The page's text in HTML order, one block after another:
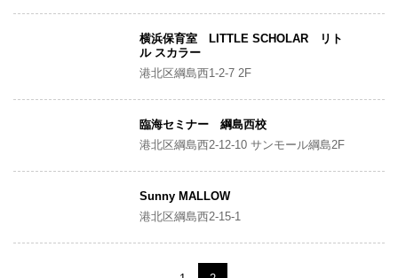
横浜保育室 LITTLE SCHOLAR リト
ル スカラー
港北区綱島西1-2-7 2F
臨海セミナー 綱島西校
港北区綱島西2-12-10 サンモール綱島2F
Sunny MALLOW
港北区綱島西2-15-1